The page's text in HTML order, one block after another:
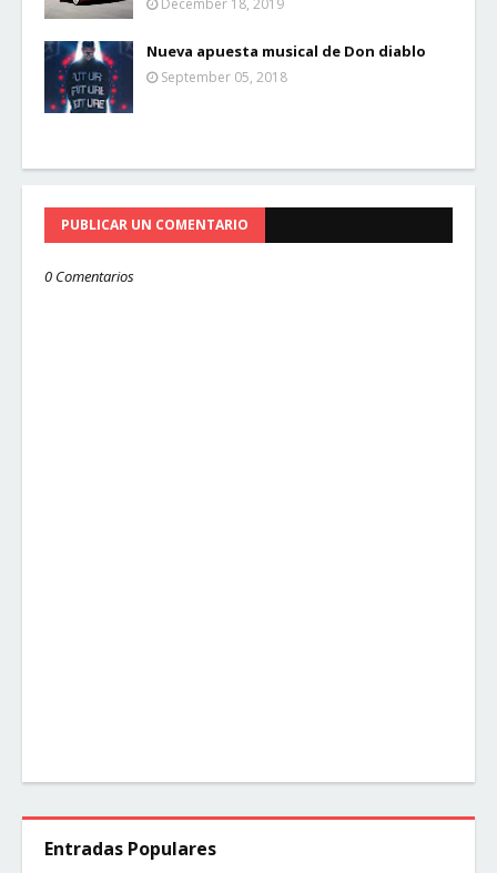
December 18, 2019
Nueva apuesta musical de Don diablo
September 05, 2018
PUBLICAR UN COMENTARIO
0 Comentarios
Entradas Populares